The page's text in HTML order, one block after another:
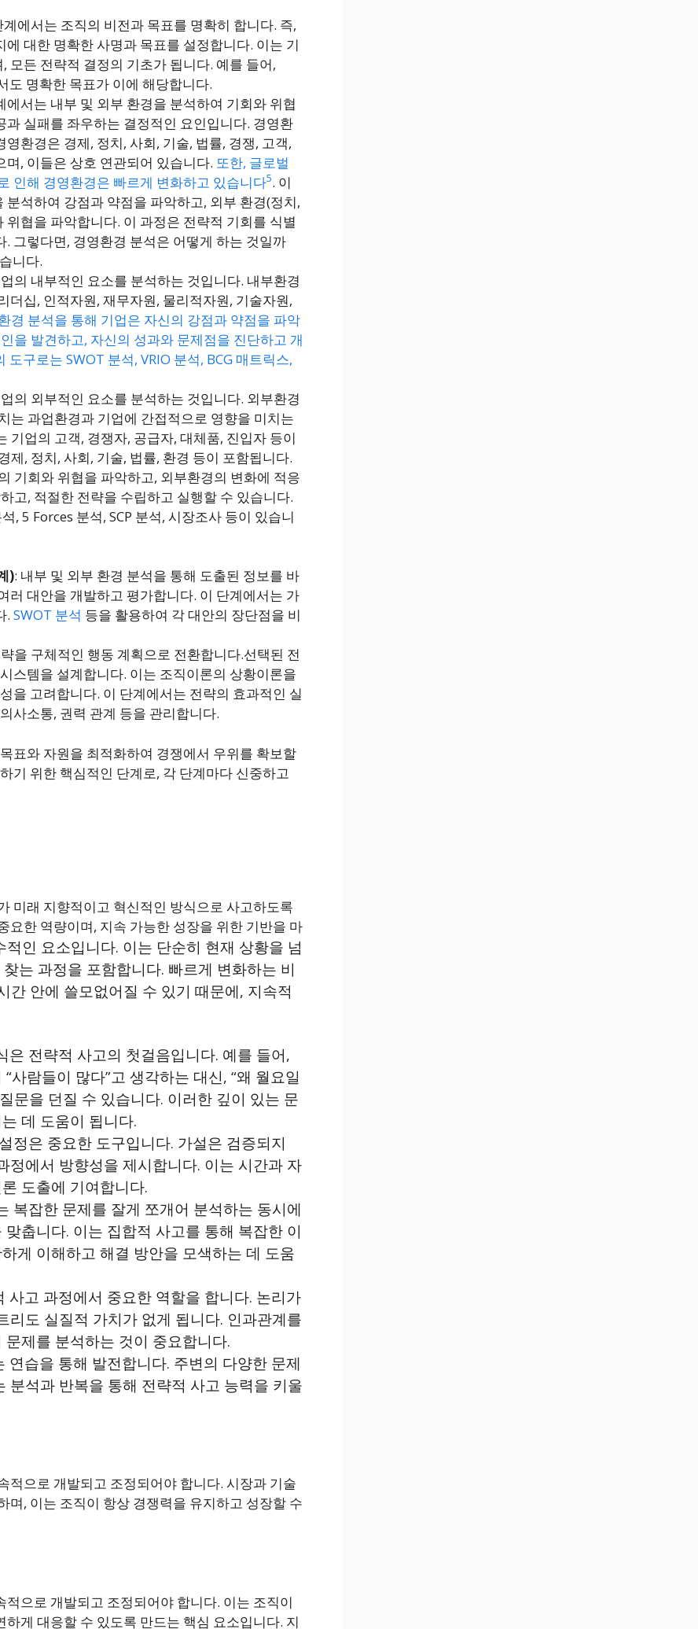
계에서는 조직의 비전과 목표를 명확히 합니다. 즉,
대한 명확한 사명과 목표를 설정합니다. 이는 기
모든 전략적 결정의 기초가 됩니다. 예를 들어,
도 명확한 목표가 이에 해당합니다​​.
에서는 내부 및 외부 환경을 분석하여 기회와 위협
실패를 좌우하는 결정적인 요인입니다. 경영환
환경은 경제, 정치, 사회, 기술, 법률, 경쟁, 고객,
, 이들은 상호 연관되어 있습니다. 또한, 글로벌
인해 경영환경은 빠르게 변화하고 있습니다5. 이
석하여 강점과 약점을 파악하고, 외부 환경(정치,
협을 파악합니다. 이 과정은 전략적 기회를 식별
그렇다면, 경영환경 분석은 어떻게 하는 것일까
니다.
의 내부적인 요소를 분석하는 것입니다. 내부환경
더십, 인적자원, 재무자원, 물리적자원, 기술자원,
경 분석을 통해 기업은 자신의 강점과 약점을 파악
을 발견하고, 자신의 성과와 문제점을 진단하고 개
도구로는 SWOT 분석, VRIO 분석, BCG 매트릭스,
의 외부적인 요소를 분석하는 것입니다. 외부환경
는 과업환경과 기업에 간접적으로 영향을 미치는
기업의 고객, 경쟁자, 공급자, 대체품, 진입자 등이
제, 정치, 사회, 기술, 법률, 환경 등이 포함됩니다.
기회와 위협을 파악하고, 외부환경의 변화에 적응
고, 적절한 전략을 수립하고 실행할 수 있습니다.
, 5 Forces 분석, SCP 분석, 시장조사 등이 있습니
): 내부 및 외부 환경 분석을 통해 도출된 정보를 바
러 대안을 개발하고 평가합니다. 이 단계에서는 가
. SWOT 분석 등을 활용하여 각 대안의 장단점을 비
을 구체적인 행동 계획으로 전환합니다.선택된 전
스템을 설계합니다. 이는 조직이론의 상황이론을
을 고려합니다. 이 단계에서는 전략의 효과적인 실
사소통, 권력 관계 등을 관리합니다​​.
표와 자원을 최적화하여 경쟁에서 우위를 확보할
기 위한 핵심적인 단계로, 각 단계마다 신중하고
미래 지향적이고 혁신적인 방식으로 사고하도록
요한 역량이며, 지속 가능한 성장을 위한 기반을 마
인 요소입니다. 이는 단순히 현재 상황을 넘
는 과정을 포함합니다. 빠르게 변화하는 비
간 안에 쓸모없어질 수 있기 때문에, 지속적
은 전략적 사고의 첫걸음입니다. 예를 들어,
사람들이 많다”고 생각하는 대신, “왜 월요일
문을 던질 수 있습니다. 이러한 깊이 있는 문
데 도움이 됩니다​​​​.
정은 중요한 도구입니다. 가설은 검증되지
정에서 방향성을 제시합니다. 이는 시간과 자
도출에 기여합니다​​.
복잡한 문제를 잘게 쪼개어 분석하는 동시에
춥니다. 이는 집합적 사고를 통해 복잡한 이
게 이해하고 해결 방안을 모색하는 데 도움
사고 과정에서 중요한 역할을 합니다. 논리가
리도 실질적 가치가 없게 됩니다. 인과관계를
제를 분석하는 것이 중요합니다​​.
연습을 통해 발전합니다. 주변의 다양한 문제
분석과 반복을 통해 전략적 사고 능력을 키울
적으로 개발되고 조정되어야 합니다. 시장과 기술
며, 이는 조직이 항상 경쟁력을 유지하고 성장할 수
으로 개발되고 조정되어야 합니다. 이는 조직이
게 대응할 수 있도록 만드는 핵심 요소입니다. 지